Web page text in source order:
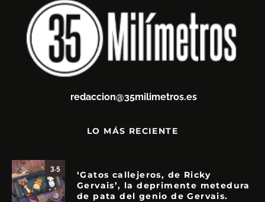
redaccion@35milimetros.es
LO MÁS RECIENTE
3.5
‘Gatos callejeros, de Ricky
Gervais’, la deprimente metedura
de pata del genio de Gervais.